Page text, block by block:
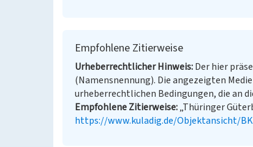
Empfohlene Zitierweise
Urheberrechtlicher Hinweis Der hier
(Namensnennung). Die angezeigten
urheberrechtlichen Bedingungen, die an
Empfohlene Zitierweise „Thüringer
https://www.kuladig.de/Objektansicht/